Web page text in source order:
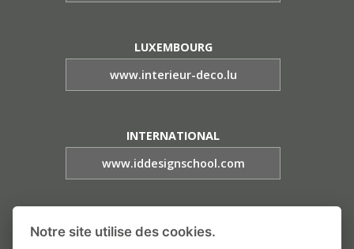
LUXEMBOURG
www.interieur-deco.lu
INTERNATIONAL
www.iddesignschool.com
L'ECOLE DU PAYSAGE
Notre site utilise des cookies.